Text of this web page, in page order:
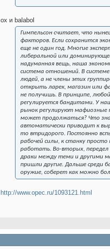
ох и balabol
Гимпельсон считает, что
факторов. Если сохранится
еще не один год. Многие
либеральной или
надуманная вещь, наша
система отношений. В
людей, а не члены этих
открыть ларек, магазин или
не получишь. В принципе,
регулируется бандитами. У
рынок регулируют мафиозные
может продолжаться? Что
автоматически приводит к
то втридорого. Постоянно
рабочей силы, к станку
работать. Во-вторых, передел
драки между теми и другими
пришли другие. Дальше среди
оружие, соберет как можно
http://www.opec.ru/1093121.html